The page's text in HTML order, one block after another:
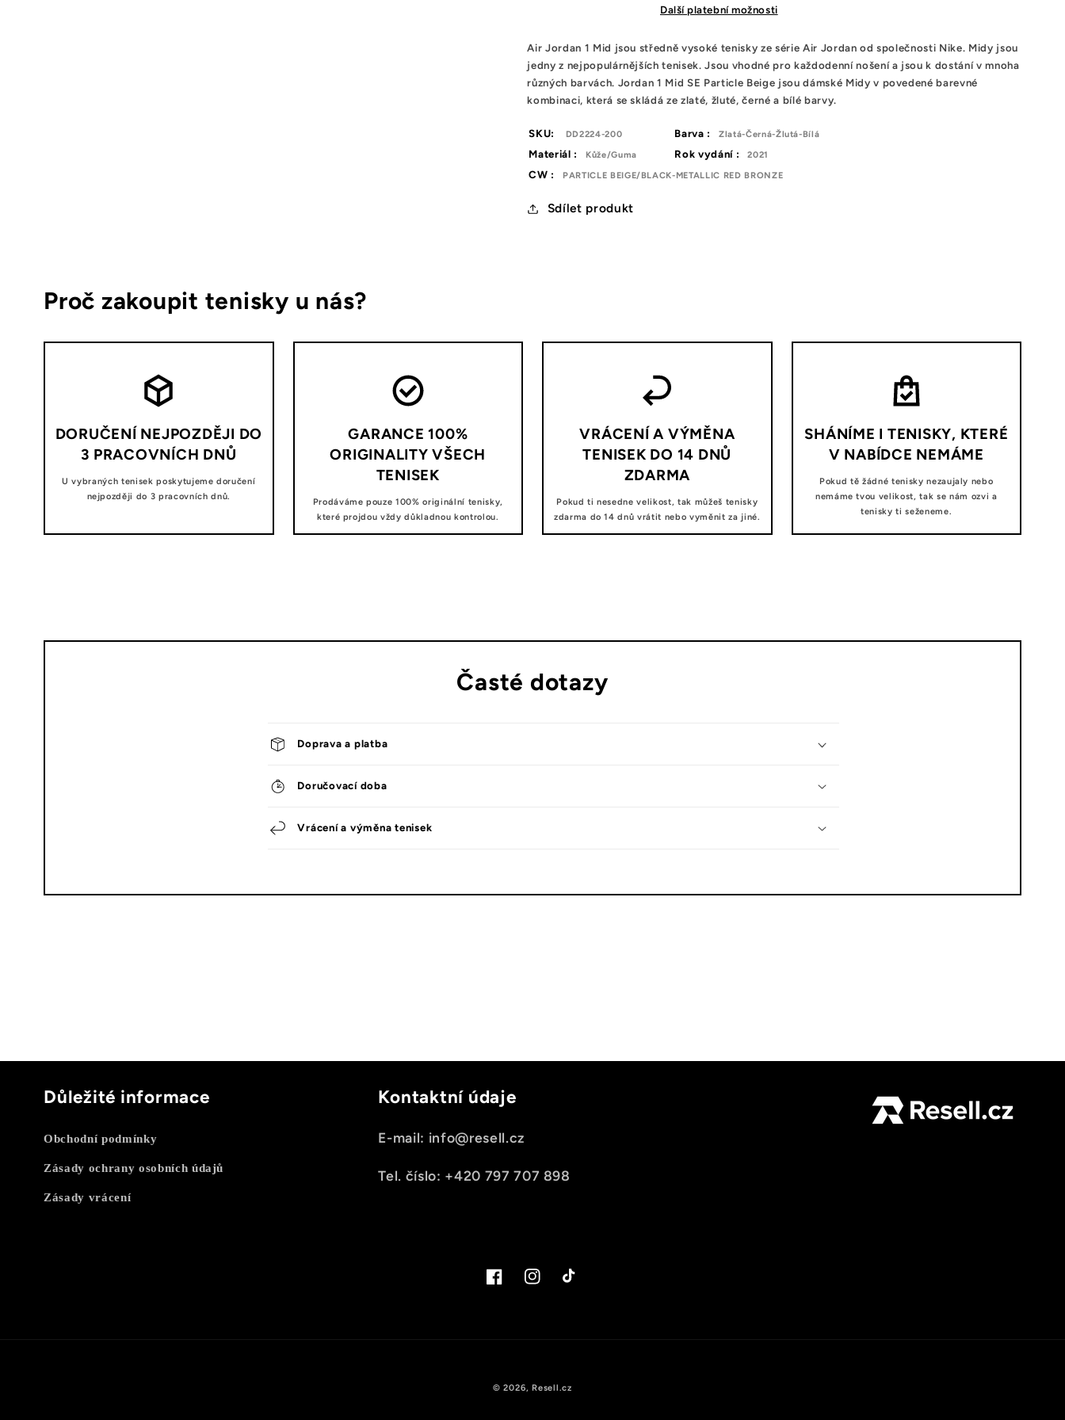
Další platební možnosti
Air Jordan 1 Mid jsou středně vysoké tenisky ze série Air Jordan od společnosti Nike. Midy jsou
jedny z nejpopulárnějších tenisek. Jsou vhodné pro každodenní nošení a jsou k dostání v mnoha
různých barvách. Jordan 1 Mid SE Particle Beige jsou dámské Midy v povedené barevné
kombinaci, která se skládá ze zlaté, žluté, černé a bílé barvy.
SKU: DD2224-200 Barva : Zlatá-Černá-Žlutá-Bílá
Materiál : Kůže/Guma Rok vydání : 2021
CW : PARTICLE BEIGE/BLACK-METALLIC RED BRONZE
Sdílet produkt
Proč zakoupit tenisky u nás?
DORUČENÍ NEJPOZDĚJI DO
3 PRACOVNÍCH DNŮ
U vybraných tenisek poskytujeme doručení
nejpozději do 3 pracovních dnů.
GARANCE 100%
ORIGINALITY VŠECH
TENISEK
Prodáváme pouze 100% originální tenisky,
které projdou vždy důkladnou kontrolou.
VRÁCENÍ A VÝMĚNA
TENISEK DO 14 DNŮ
ZDARMA
Pokud ti nesedne velikost, tak můžeš tenisky
zdarma do 14 dnů vrátit nebo vyměnit za jiné.
SHÁNÍME I TENISKY, KTERÉ
V NABÍDCE NEMÁME
Pokud tě žádné tenisky nezaujaly nebo
nemáme tvou velikost, tak se nám ozvi a
tenisky ti seženeme.
Časté dotazy
Doprava a platba
Doručovací doba
Vrácení a výměna tenisek
Důležité informace
Obchodní podmínky
Zásady ochrany osobních údajů
Zásady vrácení
Kontaktní údaje
E-mail: info@resell.cz
Tel. číslo: +420 797 707 898
FacebookInstagramTikTok
© 2026, Resell.cz